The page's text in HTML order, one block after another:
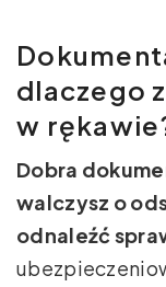
dlaczego
w
Dobra
walczysz o
odnaleźć